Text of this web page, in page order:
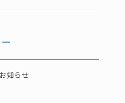
知らせ